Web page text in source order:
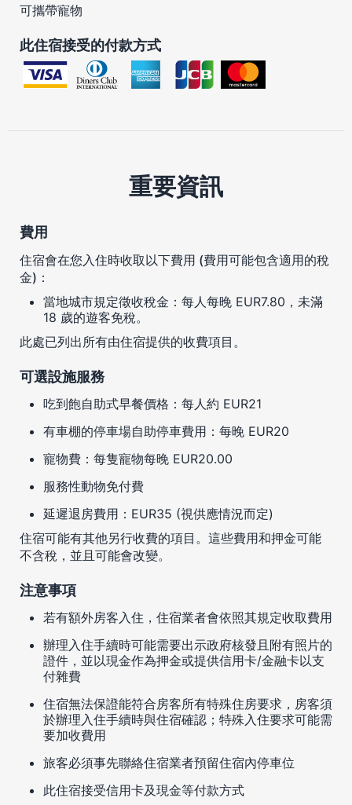
可攜帶寵物
此住宿接受的付款方式
重要資訊
費用
住宿會在您入住時收取以下費用 (費用可能包含適用的稅
金)：
當地城市規定徵收稅金：每人每晚 EUR7.80，未滿
18 歲的遊客免稅。
此處已列出所有由住宿提供的收費項目。
可選設施服務
吃到飽自助式早餐價格：每人約 EUR21
有車棚的停車場自助停車費用：每晚 EUR20
寵物費：每隻寵物每晚 EUR20.00
服務性動物免付費
延遲退房費用：EUR35 (視供應情況而定)
住宿可能有其他另行收費的項目。這些費用和押金可能
不含稅，並且可能會改變。
注意事項
若有額外房客入住，住宿業者會依照其規定收取費用
辦理入住手續時可能需要出示政府核發且附有照片的
證件，並以現金作為押金或提供信用卡/金融卡以支
付雜費
住宿無法保證能符合房客所有特殊住房要求，房客須
於辦理入住手續時與住宿確認；特殊入住要求可能需
要加收費用
旅客必須事先聯絡住宿業者預留住宿內停車位
此住宿接受信用卡及現金等付款方式